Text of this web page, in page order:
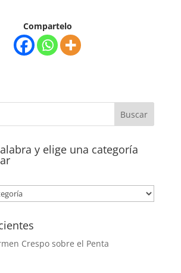
Compartelo
y elige una categoría
Crespo sobre el Penta